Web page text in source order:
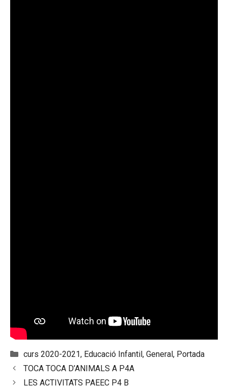
Categories
curs 2020-2021, Educació Infantil, General, Portada
TOCA TOCA D’ANIMALS A P4A
LES ACTIVITATS PAEEC P4 B